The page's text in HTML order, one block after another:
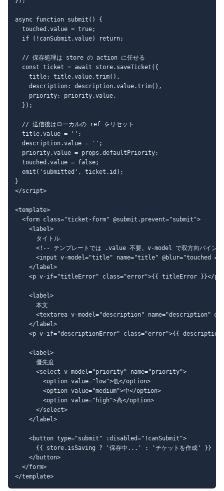
async function submit() {
  touched.value = true;
  if (!canSubmit.value) return;
  // 保存処理は store の action に任せる
  const ticket = await store.saveTicket({
    title: title.value.trim(),
    description: description.value.trim(),
    priority: priority.value,
  });
  // 送信後はローカルの ref をリセット
  title.value = '';
  description.value = '';
  priority.value = props.defaultPriority;
  touched.value = false;
  emit('submitted', ticket.id);
}
</script>
<template>
  <form class="ticket-form" @submit.prevent="submit">
    <label>
      タイトル
<!-- テンプレートでは .value 不要。v-model で双方向バイン
<input v-model="title" name="title" @blur="touched =
    </label>
    <p v-if="titleError" class="error">{{ titleError }}</p>
    <label>
      本文
<textarea v-model="description" name="description"
    </label>
<p v-if="descriptionError" class="error">{{
    <label>
      優先度
      <select v-model="priority" name="priority">
        <option value="low">低</option>
        <option value="medium">中</option>
        <option value="high">高</option>
      </select>
    </label>
    <button type="submit" :disabled="!canSubmit">
      {{ store.isSaving ? '保存中...' : 'チケットを作成' }}
    </button>
  </form>